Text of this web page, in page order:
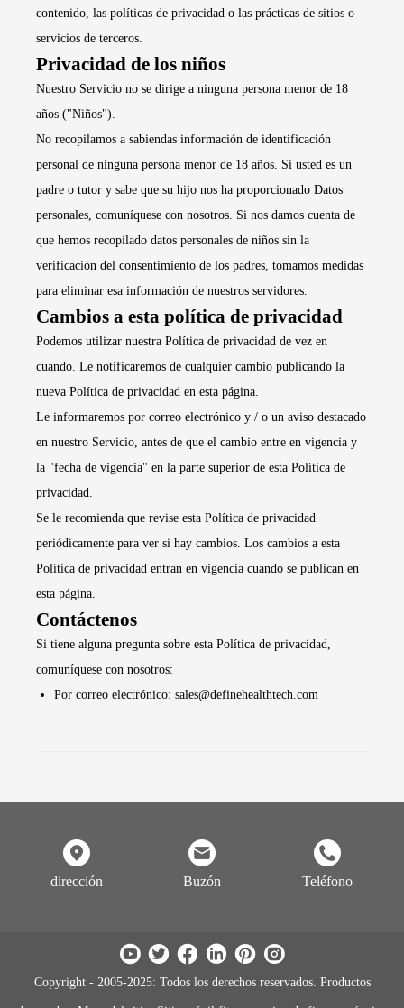
contenido, las políticas de privacidad o las prácticas de sitios o
servicios de terceros.
Privacidad de los niños
Nuestro Servicio no se dirige a ninguna persona menor de 18
años ("Niños").
No recopilamos a sabiendas información de identificación
personal de ninguna persona menor de 18 años. Si usted es un
padre o tutor y sabe que su hijo nos ha proporcionado Datos
personales, comuníquese con nosotros. Si nos damos cuenta de
que hemos recopilado datos personales de niños sin la
verificación del consentimiento de los padres, tomamos medidas
para eliminar esa información de nuestros servidores.
Cambios a esta política de privacidad
Podemos utilizar nuestra Política de privacidad de vez en
cuando. Le notificaremos de cualquier cambio publicando la
nueva Política de privacidad en esta página.
Le informaremos por correo electrónico y / o un aviso destacado
en nuestro Servicio, antes de que el cambio entre en vigencia y
la "fecha de vigencia" en la parte superior de esta Política de
privacidad.
Se le recomienda que revise esta Política de privacidad
periódicamente para ver si hay cambios. Los cambios a esta
Política de privacidad entran en vigencia cuando se publican en
esta página.
Contáctenos
Si tiene alguna pregunta sobre esta Política de privacidad,
comuníquese con nosotros:
Por correo electrónico: sales@definehealthtech.com
dirección Buzón Teléfono
Copyright - 2005-2025: Todos los derechos reservados. Productos